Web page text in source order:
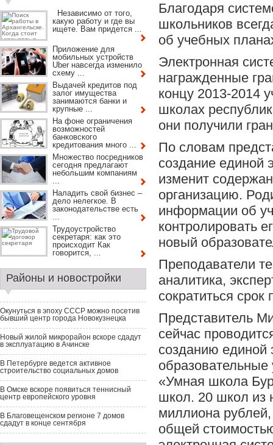
Благодаря
школьников
об учебных
Электронная
награжденные
концу 2013-2014
школах
они получили
По словам
создание единой
изменит
организацию.
информации об
контролировать
новый
Преподаватели
аналитика,
сократиться срок
Представитель
сейчас
созданию единой
«Умная школа
школ. 20 школ из
миллиона
общей
Независимо от того,
какую работу и где вы
ищете. Вам придется ...
Приложение для
мобильных устройств
Uber навсегда изменило
схему ...
Выдачей кредитов под
залог имущества
занимаются банки и
крупные ...
На фоне ограничения
возможностей
банковского
кредитования много ...
Множество посредников
сегодня предлагают
небольшим компаниям
...
Наладить свой бизнес –
дело нелегкое. В
законодательстве есть
...
Трудоустройство
секретаря: как это
происходит Как
говорится, ...
Районы и новостройки
Окунуться в эпоху СССР можно посетив
бывший центр города Новокузнецка
Новый жилой микрорайон вскоре сдадут
в эксплуатацию в Ачинске
В Петербурге ведется активное
строительство социальных домов
В Омске вскоре появиться теннисный
центр европейского уровня
В Благовещенском регионе 7 домов
сдадут в конце сентября